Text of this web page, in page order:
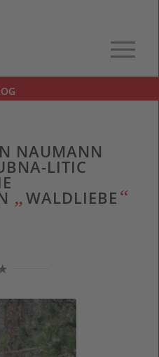
NAUMANN
LITIC
„WALDLIEBE “